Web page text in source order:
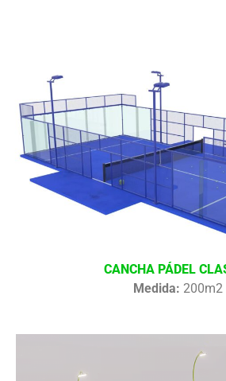
CANCHA PÁDEL
Medida: 200m2